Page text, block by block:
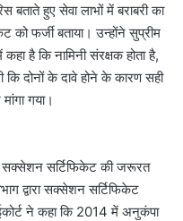
हुए सेवा लाभों में बराबरी का
फर्जी बताया। उन्होंने सुप्रीम
है कि नामिनी संरक्षक होता है,
दोनों के दावे होने के कारण सही
गया।
में सक्सेशन सर्टिफिकेट की जरूरत
द्वारा सक्सेशन सर्टिफिकेट
ने कहा कि 2014 में अनुकंपा